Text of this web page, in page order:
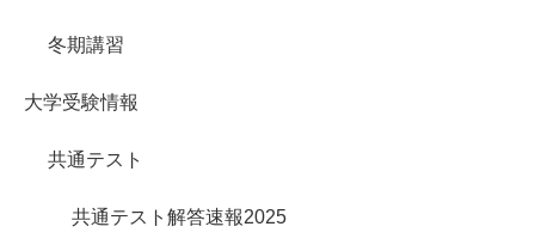
冬期講習
大学受験情報
共通テスト
共通テスト解答速報2025